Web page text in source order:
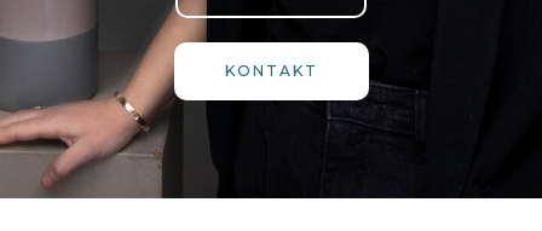
KONTAKT